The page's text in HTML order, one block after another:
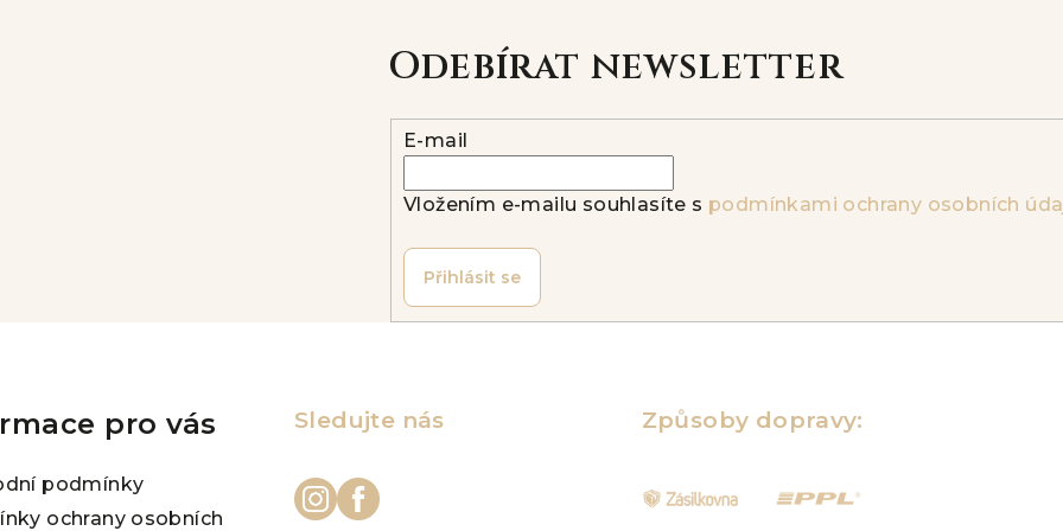
Odebírat newsletter
E-mail
Vložením e-mailu souhlasíte s podmínkami ochrany osobních
Přihlásit se
pro vás
podmínky
ochrany osobních
Sledujte nás Způsoby dopravy: